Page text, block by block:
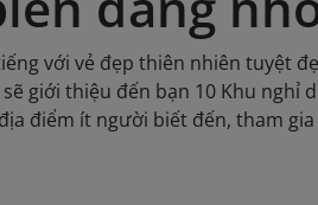
với vẻ đẹp thiên nhiên tuyệt
giới thiệu đến bạn 10 Khu
điểm ít người biết đến, tham